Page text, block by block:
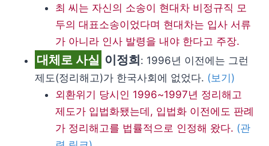
최 씨는 자신의 소송이 현대차 비정규직 모
두의 대표소송이었다며 현대차는 입사 서류
가 아니라 인사 발령을 내야 한다고 주장.
대체로 사실 이정희: 1996년 이전에는 그런
제도(정리해고)가 한국사회에 없었다. (보기)
외환위기 당시인 1996~1997년 정리해고
제도가 입법화됐는데, 입법화 이전에도 판례
가 정리해고를 법률적으로 인정해 왔다. (관